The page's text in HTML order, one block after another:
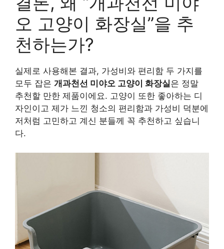
오 고양이 화장실”을 추
천하는가?
실제로 사용해본 결과, 가성비와 편리함 두 가지를
모두 잡은 개과천선 미야오 고양이 화장실은 정말
추천할 만한 제품이에요. 고양이 또한 좋아하는 디
자인이고 제가 느낀 청소의 편리함과 가성비 덕분에
저처럼 고민하고 계신 분들께 꼭 추천하고 싶습니
다.